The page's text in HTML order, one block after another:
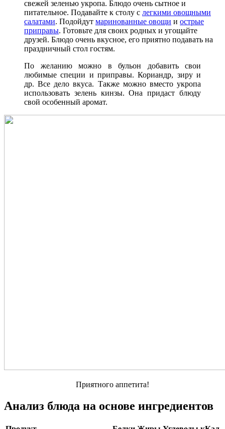
свежей зеленью укропа. Блюдо очень сытное и
питательное. Подавайте к столу с легкими овощными
салатами. Подойдут маринованные овощи и острые
приправы. Готовьте для своих родных и угощайте
друзей. Блюдо очень вкусное, его приятно подавать на
праздничный стол гостям.
По желанию можно в бульон добавить свои
любимые специи и приправы. Кориандр, зиру и
др. Все дело вкуса. Также можно вместо укропа
использовать зелень кинзы. Она придаст блюду
свой особенный аромат.
Приятного аппетита!
Анализ блюда на основе ингредиентов